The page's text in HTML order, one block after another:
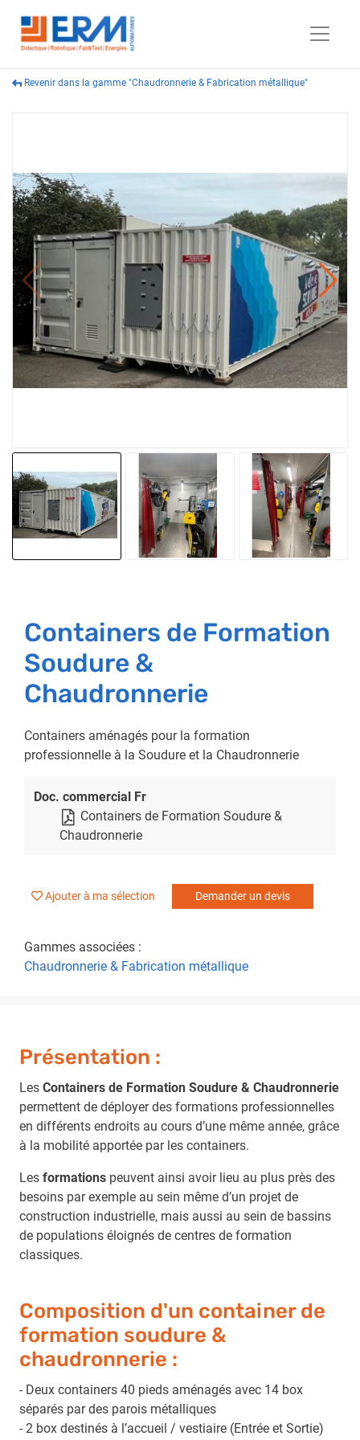
Revenir dans la gamme "Chaudronnerie & Fabrication métallique"
Containers de Formation
Soudure &
Chaudronnerie
Containers aménagés pour la formation
professionnelle à la Soudure et la Chaudronnerie
Doc. commercial Fr
Containers de Formation Soudure &
Chaudronnerie
Ajouter à ma sélection Demander un devis
Gammes associées :
Chaudronnerie & Fabrication métallique
Présentation :
Les Containers de Formation Soudure & Chaudronnerie
permettent de déployer des formations professionnelles
en différents endroits au cours d’une même année, grâce
à la mobilité apportée par les containers.
Les formations peuvent ainsi avoir lieu au plus près des
besoins par exemple au sein même d’un projet de
construction industrielle, mais aussi au sein de bassins
de populations éloignés de centres de formation
classiques.
Composition d'un container de
formation soudure &
chaudronnerie :
- Deux containers 40 pieds aménagés avec 14 box
séparés par des parois métalliques
- 2 box destinés à l’accueil / vestiaire (Entrée et Sortie)